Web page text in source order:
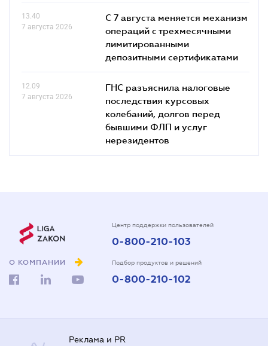
13.40
7 августа 2026
С 7 августа меняется механизм
операций с трехмесячными
лимитированными
депозитными сертификатами
12.09
7 августа 2026
ГНС разъяснила налоговые
последствия курсовых
колебаний, долгов перед
бывшими ФЛП и услуг
нерезидентов
О КОМПАНИИ
Центр поддержки пользователей
0-800-210-103
Подбор продуктов и решений
0-800-210-102
Реклама и PR